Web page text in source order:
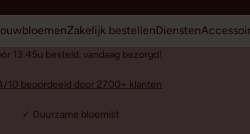
Zakelijk bestellenDiensten
13:45u besteld, vandaag bezorgd!
10 beoordeeld door 2700+ klanten
✓ Duurzame bloemist